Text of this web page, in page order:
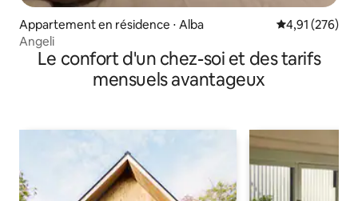
Appartement en résidence ⋅ Alba Évaluation
4,91 (276)
Angeli
Le confort d'un chez-soi et des tarifs
mensuels avantageux